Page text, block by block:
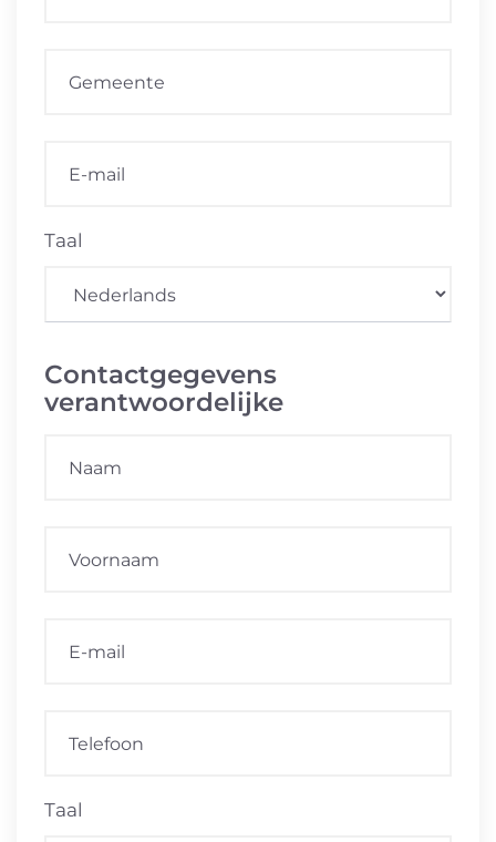
Taal
Contactgegevens
verantwoordelijke
Taal